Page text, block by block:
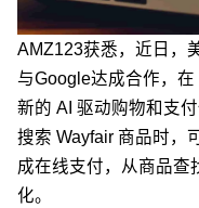
AMZ123获悉，近日，
与Google达成合作，
新的 AI 驱动购物和支
搜索 Wayfair 商品时，
成在线支付，从商品查
化。